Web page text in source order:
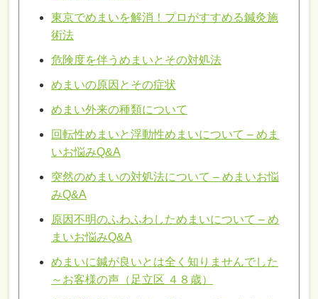
東京でめまいを解消！プロがすすめる鍼灸施
術法
危険度を伴うめまいとその対処法
めまいの原因とその症状
めまい外来の種類について
回転性めまいと浮動性めまいについて – めま
いお悩みQ&A
突然のめまいの対処法について – めまいお悩
みQ&A
原因不明のふわふわしためまいについて – め
まいお悩みQ&A
めまいに鍼が良いとは全く知りませんでした
～お客様の声（足立区 ４８歳）